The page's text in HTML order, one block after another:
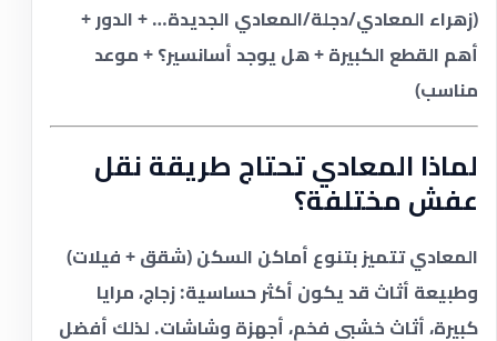
(زهراء المعادي/دجلة/المعادي الجديدة… + الدور +
أهم القطع الكبيرة + هل يوجد أسانسير؟ + موعد
مناسب)
لماذا المعادي تحتاج طريقة نقل
عفش مختلفة؟
المعادي تتميز بتنوع أماكن السكن (شقق + فيلات)
وطبيعة أثاث قد يكون أكثر حساسية: زجاج، مرايا
كبيرة، أثاث خشبي فخم، أجهزة وشاشات. لذلك أفضل